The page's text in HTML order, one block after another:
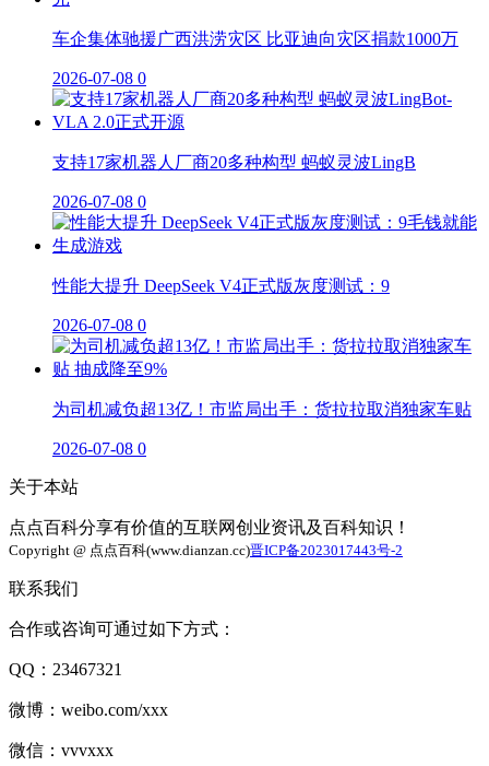
车企集体驰援广西洪涝灾区 比亚迪向灾区捐款1000万
2026-07-08 0
支持17家机器人厂商20多种构型 蚂蚁灵波LingB
2026-07-08 0
性能大提升 DeepSeek V4正式版灰度测试：9
2026-07-08 0
为司机减负超13亿！市监局出手：货拉拉取消独家车贴
2026-07-08 0
关于本站
点点百科分享有价值的互联网创业资讯及百科知识！
Copyright @ 点点百科(www.dianzan.cc)晋ICP备2023017443号-2
联系我们
合作或咨询可通过如下方式：
QQ：23467321
微博：weibo.com/xxx
微信：vvvxxx